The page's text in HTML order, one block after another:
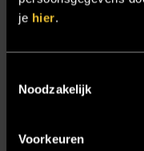
je hier.
Noodzakelijk
Voorkeuren
SIDN
Trebbe MiddenWest
Twentsch Hooratelier